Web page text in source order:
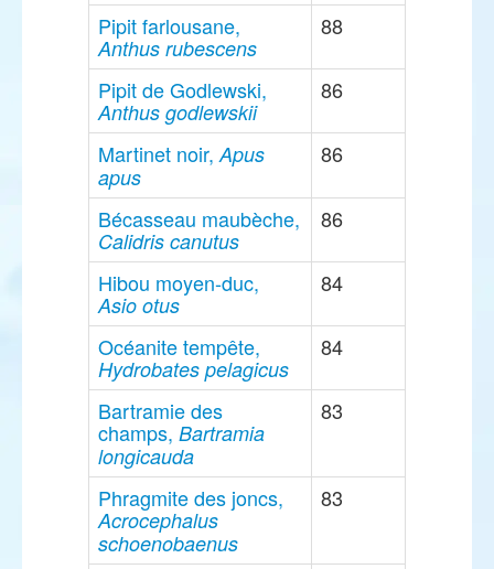
Pipit farlousane,
Anthus rubescens
88
Pipit de Godlewski,
Anthus godlewskii
86
Martinet noir,Apus
apus
86
Bécasseau maubèche,
Calidris canutus
86
Hibou moyen-duc,
Asio otus
84
Océanite tempête,
Hydrobates pelagicus
84
Bartramie des
champs, Bartramia
longicauda
83
Phragmite des joncs,
Acrocephalus
schoenobaenus
83